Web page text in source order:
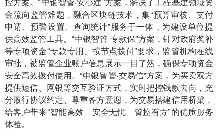
金流向监管难题，融合区块链技术，集“预算审核、支付
申请、预警设置、查询统计”服务于一体，为建设单位提
供高效监管工具。“中银智管·专款保”方案，针对政府奖补
等专项资金“专款专用、按节点拨付”要求，监管机构在线
审批，被监管企业账户信息展示一目了然，确保专项资金
安全高效拨付使用。“中银智管·交易信”方案，为买卖双方
提供短信、网银等交互验证方式，实时把控钱款去向，充
分履行协议约定、尊重各方意愿，为交易搭建信用桥梁，
给客户带来“智能高效、安全无忧、管控有方”的优质服务
体验。